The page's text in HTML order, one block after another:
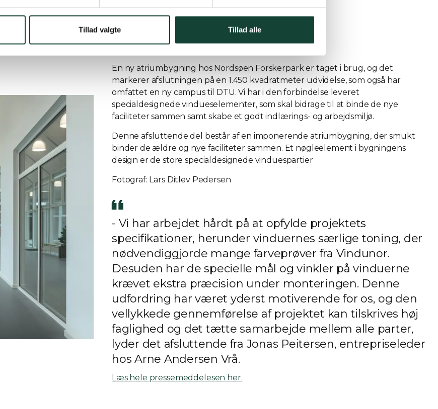
Tillad valgte Tillad alle
Søren Robert Lund
252
En ny atriumbygning hos Nordsøen Forskerpark er taget i brug, og det
markerer afslutningen på en 1.450 kvadratmeter udvidelse, som også har
omfattet en ny campus til DTU. Vi har i den forbindelse leveret
specialdesignede vindueselementer, som skal bidrage til at binde de nye
faciliteter sammen samt skabe et godt indlærings- og arbejdsmiljø.
Denne afsluttende del består af en imponerende atriumbygning, der smukt
binder de ældre og nye faciliteter sammen. Et nøgleelement i bygningens
design er de store specialdesignede vinduespartier
Fotograf: Lars Ditlev Pedersen
- Vi har arbejdet hårdt på at opfylde projektets
specifikationer, herunder vinduernes særlige toning, der
nødvendiggjorde mange farveprøver fra Vindunor.
Desuden har de specielle mål og vinkler på vinduerne
krævet ekstra præcision under monteringen. Denne
udfordring har været yderst motiverende for os, og den
vellykkede gennemførelse af projektet kan tilskrives høj
faglighed og det tætte samarbejde mellem alle parter,
lyder det afsluttende fra Jonas Peitersen, entrepriseleder
hos Arne Andersen Vrå.
Læs hele pressemeddelesen her.